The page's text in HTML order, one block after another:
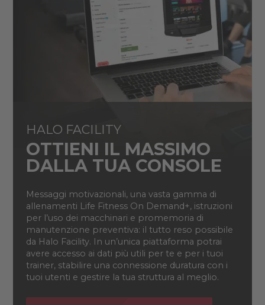
HALO FACILITY
OTTIENI IL MASSIMO
DALLA TUA CONSOLE
Messaggi motivazionali, una vasta gamma di
allenamenti Life Fitness On Demand+, istruzioni
per l’uso dei macchinari e promemoria di
manutenzione preventiva: il tutto reso possibile
da Halo Facility. In un’unica piattaforma potrai
avere accesso ai dati più utili per te e per i tuoi
trainer, stabilire una connessione duratura con i
tuoi utenti e gestire la tua struttura al meglio.